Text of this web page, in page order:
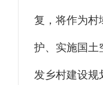
复，将作为村
护、实施国土
发乡村建设规